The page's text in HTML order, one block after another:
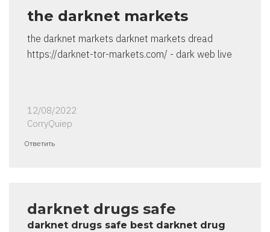
the darknet markets
the darknet markets darknet markets dread
https://darknet-tor-markets.com/ - dark web live
12/08/2022
CorryQuiep
Ответить
darknet drugs safe
darknet drugs safe best darknet drug